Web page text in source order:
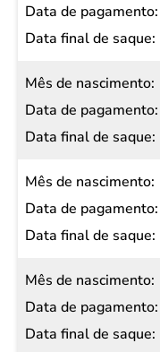
nascimento
Data de
Data
final
de
saque